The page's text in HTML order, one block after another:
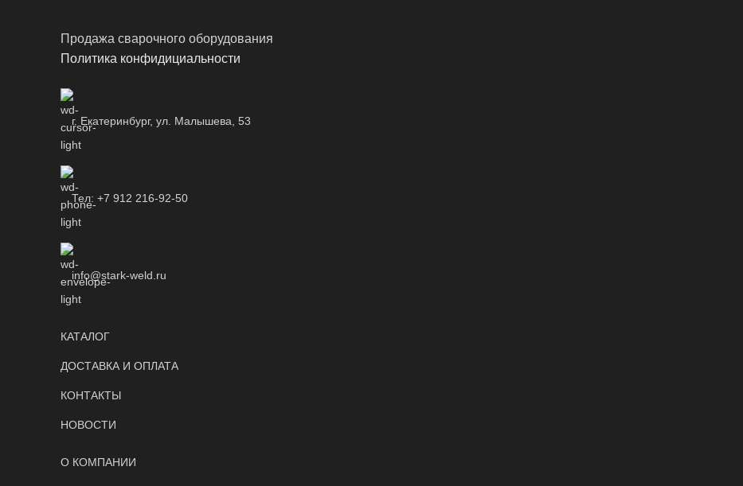
Продажа сварочного оборудования
Политика конфидициальности
г. Екатеринбург, ул. Малышева, 53
Тел: +7 912 216-92-50
info@stark-weld.ru
КАТАЛОГ
ДОСТАВКА И ОПЛАТА
КОНТАКТЫ
НОВОСТИ
О КОМПАНИИ